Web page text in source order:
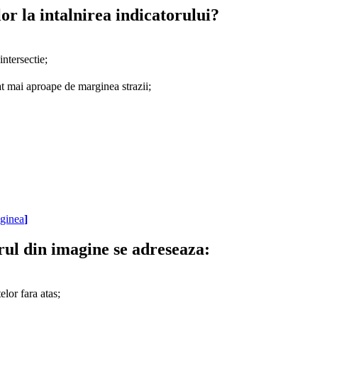
la intalnirea indicatorului?
mai aproape de marginea strazii;
]
din imagine se adreseaza:
fara atas;